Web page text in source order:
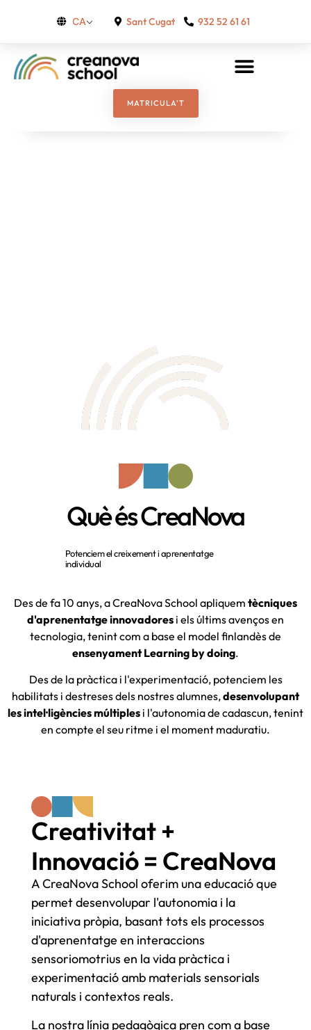
CA Sant Cugat 932 52 61 61
MATRICULA'T
Què és CreaNova
Potenciem el creixement i aprenentatge
individual
Models educatius innovadors com Montessori i
Reggio Emilia
Des de fa 10 anys, a CreaNova School apliquem tècniques
d'aprenentatge innovadores i els últims avenços en
tecnologia, tenint com a base el model finlandès de
ensenyament Learning by doing.
Des de la pràctica i l'experimentació, potenciem les
habilitats i destreses dels nostres alumnes,desenvolupant
les intel·ligències múltiples i l'autonomia de cadascun, tenint
en compte el seu ritme i el moment maduratiu.
Creativitat +
Innovació = CreaNova
A CreaNova School oferim una educació que
permet desenvolupar l'autonomia i la
iniciativa pròpia, basant tots els processos
d'aprenentatge en interaccions
sensoriomotrius en la vida pràctica i
experimentació amb materials sensorials
naturals i contextos reals.
La nostra línia pedagògica pren com a base